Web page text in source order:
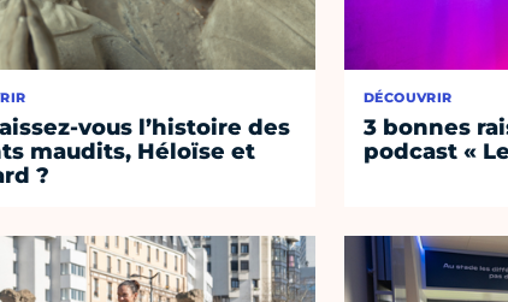
vous l’histoire des
maudits, Héloïse et
?
DÉCOUVRIR
3 bonnes
podcast «